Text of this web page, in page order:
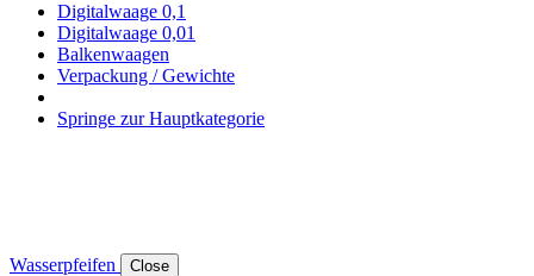
Digitalwaage 0,1
Digitalwaage 0,01
Balkenwaagen
Verpackung / Gewichte
Springe zur Hauptkategorie
Wasserpfeifen Close